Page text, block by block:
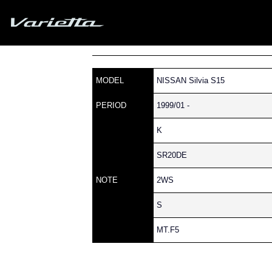
Home
MODEL NISSAN Silvia S15
PERIOD 1999/01 -
NOTE
K
SR20DE
2WS
S
MT.F5